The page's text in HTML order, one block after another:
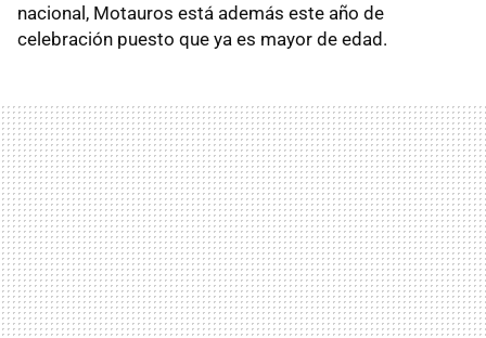
nacional, Motauros está además este año de
celebración puesto que ya es mayor de edad.